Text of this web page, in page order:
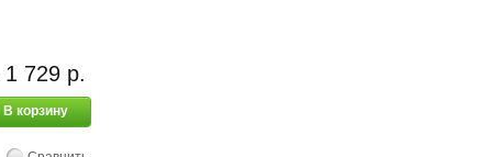
1 729 р.
В корзину